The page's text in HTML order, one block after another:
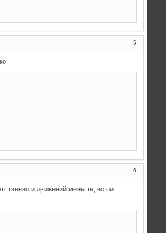
5
6
и движений меньше, но ои